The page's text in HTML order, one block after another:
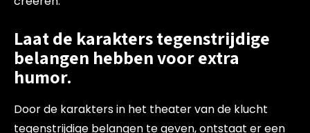
Laat de karakters tegenstrijdige
belangen hebben voor extra
humor.
Door de karakters in het theater van de klucht
tegenstrijdige belangen te geven, ontstaat er een